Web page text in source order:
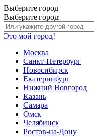
Выберите город
Выберите город:
Это мой город!
Москва
Санкт-Петербург
Новосибирск
Екатеринбург
Нижний Новгород
Казань
Самара
Омск
Челябинск
Ростов-на-Дону